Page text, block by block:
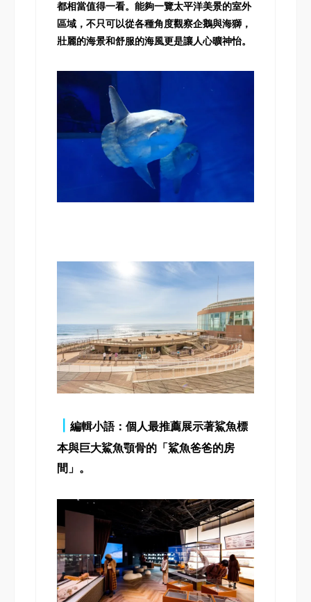
都相當值得一看。能夠一覽太平洋美景的室外
區域，不只可以從各種角度觀察企鵝與海獅，
壯麗的海景和舒服的海風更是讓人心曠神怡。
編輯小語：個人最推薦展示著鯊魚標
本與巨大鯊魚顎骨的「鯊魚爸爸的房
間」。